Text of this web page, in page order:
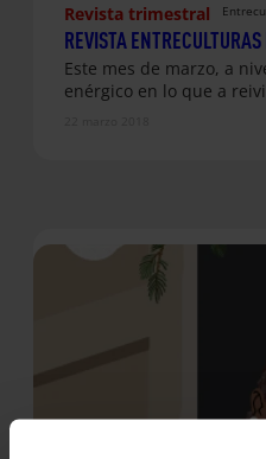
Revista trimestral
REVISTA
Este mes de marzo, a
enérgico en lo que a